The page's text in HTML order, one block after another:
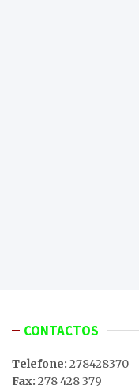
CONTACTOS
Telefone: 278428370
Fax: 278 428 379